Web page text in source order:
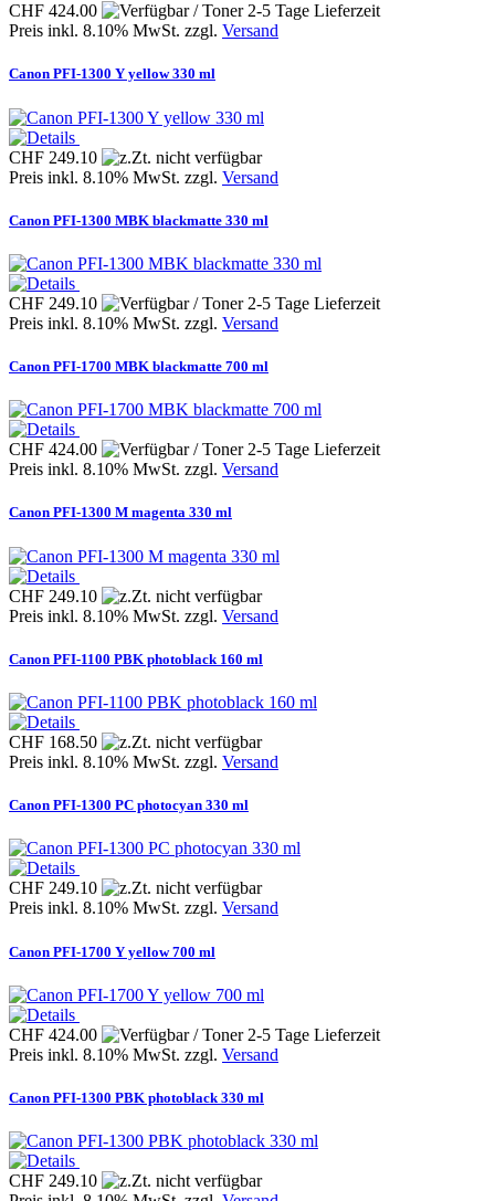
CHF 424.00
Preis inkl. 8.10% MwSt. zzgl. Versand
Canon PFI-1300 Y yellow 330 ml
CHF 249.10
Preis inkl. 8.10% MwSt. zzgl. Versand
Canon PFI-1300 MBK blackmatte 330 ml
CHF 249.10
Preis inkl. 8.10% MwSt. zzgl. Versand
Canon PFI-1700 MBK blackmatte 700 ml
CHF 424.00
Preis inkl. 8.10% MwSt. zzgl. Versand
Canon PFI-1300 M magenta 330 ml
CHF 249.10
Preis inkl. 8.10% MwSt. zzgl. Versand
Canon PFI-1100 PBK photoblack 160 ml
CHF 168.50
Preis inkl. 8.10% MwSt. zzgl. Versand
Canon PFI-1300 PC photocyan 330 ml
CHF 249.10
Preis inkl. 8.10% MwSt. zzgl. Versand
Canon PFI-1700 Y yellow 700 ml
CHF 424.00
Preis inkl. 8.10% MwSt. zzgl. Versand
Canon PFI-1300 PBK photoblack 330 ml
CHF 249.10